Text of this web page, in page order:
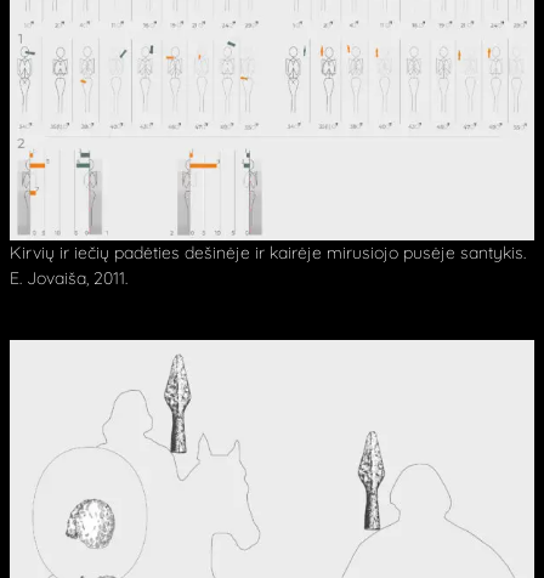
Kirvių ir iečių padėties dešinėje ir kairėje mirusiojo pusėje santykis.
E. Jovaiša, 2011.